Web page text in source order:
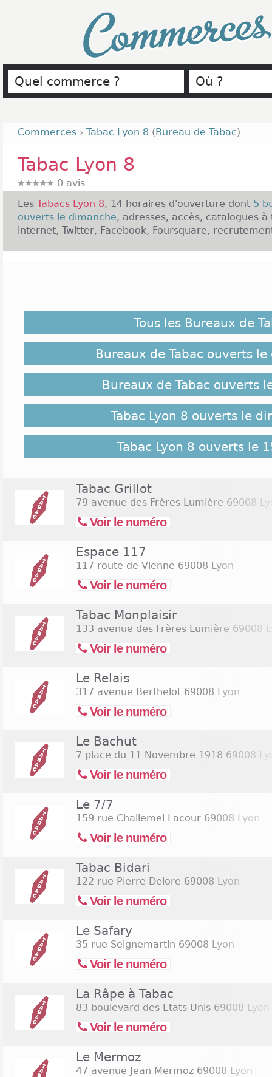
Commerces › Tabac Lyon 8 (Bureau de Tabac)
Tabac Lyon 8
0 avis
Les Tabacs Lyon 8, 14 horaires d'ouverture dont 5
ouverts le dimanche, adresses, accès, catalogues
internet, Twitter, Facebook, Foursquare,
sous l’appellation Lyon 8 est à la fois une zone
Mais on trouve aussi des bureaux de tabac à
total 14 tabacs et buralistes auprès desquels les
compte bancaire ; ou acheter des cigarettes.
Implantation des Tabacs Lyon 8 :
Si vous résidez dans la ville de Lyon depuis
facilement trouver les bureaux de tabac repartis
populaires. L’un des centres de tabacs à Lyon 8
situé sur le boulevard des Nations Unies, non loin
trouve d’autres buralistes à la Grange Blanche.
Jean de Dieu.
Jours et Horaires d'ouverture Tabac Lyon 8 :
magasins sur Lyon 8, il faut absolument
celles qui soumettent les coordonnées de
convient de signaler que beaucoup de
dimanche. On trouve aussi des tabacs
aujourd’hui pour votre bonheur. Consultez la liste
de page pour trouver lesbureaux de tabac
ouverts le samedi 15 août 2026
Tous les Bureaux de
Bureaux de Tabac ouverts
Bureaux de Tabac ouverts
Tabac Lyon 8 ouverts le
Tabac Lyon 8 ouverts le
Tabac Grillot
79 avenue des Frères Lumière 69008
Voir le numéro
Espace 117
117 route de Vienne 69008 Lyon
Voir le numéro
Tabac Monplaisir
133 avenue des Frères Lumière 69008
Voir le numéro
Le Relais
317 avenue Berthelot 69008 Lyon
Voir le numéro
Le Bachut
7 place du 11 Novembre 1918 69008
Voir le numéro
Le 7/7
159 rue Challemel Lacour 69008 Lyon
Voir le numéro
Tabac Bidari
122 rue Pierre Delore 69008 Lyon
Voir le numéro
Le Safary
35 rue Seignemartin 69008 Lyon
Voir le numéro
La Râpe à Tabac
83 boulevard des Etats Unis 69008 Lyon
Voir le numéro
Le Mermoz
47 avenue Jean Mermoz 69008 Lyon